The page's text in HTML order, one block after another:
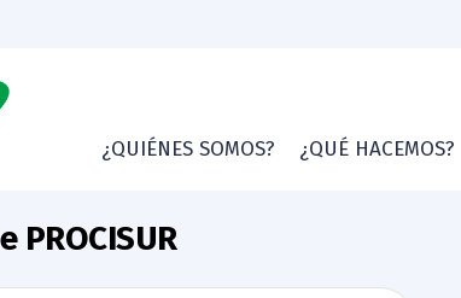
¿QUIÉNES SOMOS? ¿QUÉ HACEMOS?
PROCISUR